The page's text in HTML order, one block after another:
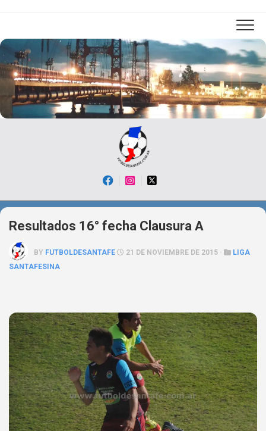
Resultados 16° fecha Clausura A
BY FUTBOLDESANTAFE 21 DE NOVIEMBRE DE 2015 ·
LIGA
SANTAFESINA